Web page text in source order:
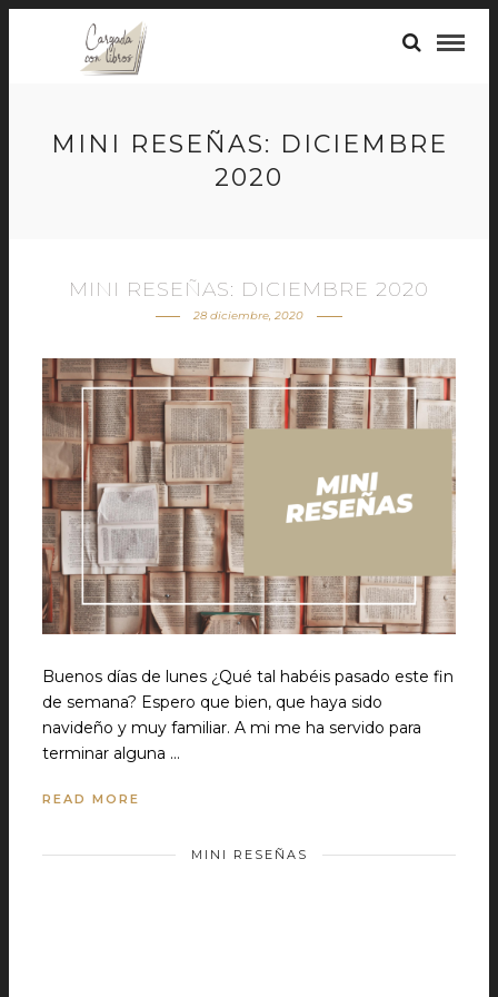
MINI RESEÑAS: DICIEMBRE
2020
MINI RESEÑAS: DICIEMBRE 2020
28 diciembre, 2020
Buenos días de lunes ¿Qué tal habéis pasado este fin
de semana? Espero que bien, que haya sido
navideño y muy familiar. A mi me ha servido para
terminar alguna …
READ MORE
MINI RESEÑAS